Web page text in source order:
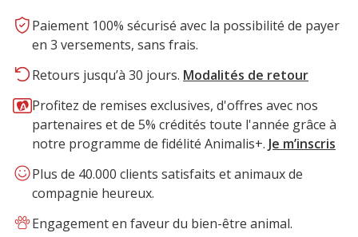
Paiement 100% sécurisé avec la possibilité de payer
en 3 versements, sans frais.
Retours jusqu’à 30 jours. Modalités de retour
Profitez de remises exclusives, d'offres avec nos
partenaires et de 5% crédités toute l'année grâce à
notre programme de fidélité Animalis+. Je m’inscris
Plus de 40.000 clients satisfaits et animaux de
compagnie heureux.
Engagement en faveur du bien-être animal.